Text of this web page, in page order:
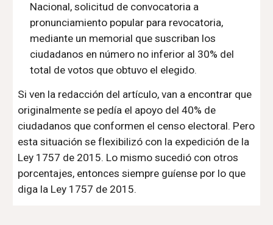
Nacional, solicitud de convocatoria a
pronunciamiento popular para revocatoria,
mediante un memorial que suscriban los
ciudadanos en número no inferior al 30% del
total de votos que obtuvo el elegido.
Si ven la redacción del artículo, van a encontrar que
originalmente se pedía el apoyo del 40% de
ciudadanos que conformen el censo electoral. Pero
esta situación se flexibilizó con la expedición de la
Ley 1757 de 2015. Lo mismo sucedió con otros
porcentajes, entonces siempre guíense por lo que
diga la Ley 1757 de 2015.